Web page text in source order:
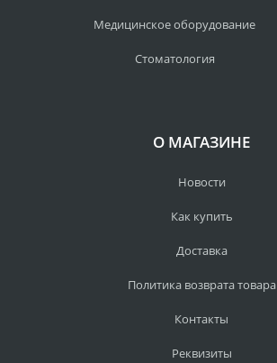
Медицинское оборудование
Стоматология
О МАГАЗИНЕ
Новости
Как купить
Доставка
Политика возврата товара
Контакты
Реквизиты